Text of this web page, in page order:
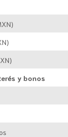
y bonos